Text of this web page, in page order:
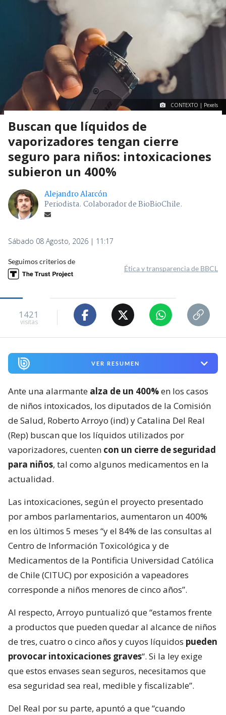
CONTEXTO | Pexels
Buscan que líquidos de
vaporizadores tengan cierre
seguro para niños: intoxicaciones
subieron un 400%
Alejandro Alarcón
Periodista. Colaborador de BioBioChile.
Sábado 08 Agosto, 2026 | 11:17
Seguimos criterios de
Ética y transparencia de BBCL
1421
visitas
VER RESUMEN
Ante una alarmante alza de un 400%en los casos
de niños intoxicados, los diputados de la Comisión
de Salud, Roberto Arroyo (ind) y Catalina Del Real
(Rep) buscan que los líquidos utilizados por
vaporizadores, cuenten con un cierre de seguridad
para niños, tal como algunos medicamentos en la
actualidad.
Las intoxicaciones, según el proyecto presentado
por ambos parlamentarios, aumentaron un 400%
en los últimos 5 meses “y el 84% de las consultas al
Centro de Información Toxicológica y de
Medicamentos de la Pontificia Universidad Católica
de Chile (CITUC) por exposición a vapeadores
corresponde a niños menores de cinco años”.
Al respecto, Arroyo puntualizó que “estamos frente
a productos que pueden quedar al alcance de niños
de tres, cuatro o cinco años y cuyos líquidos pueden
provocar intoxicaciones graves“. Si la ley exige
que estos envases sean seguros, necesitamos que
esa seguridad sea real, medible y fiscalizable”.
Del Real por su parte, apuntó a que “cuando